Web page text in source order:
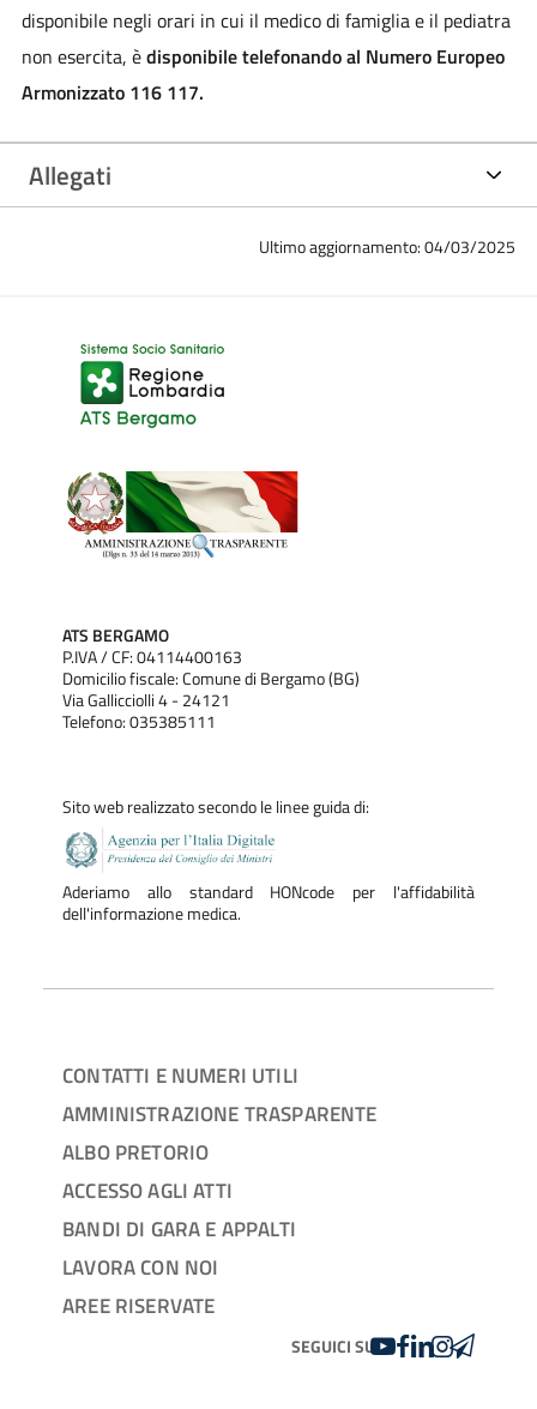
disponibile negli orari in cui il medico di famiglia e il pediatra
non esercita, èdisponibile telefonando al Numero Europeo
Armonizzato 116 117.
Allegati
Ultimo aggiornamento: 04/03/2025
ATS BERGAMO
P.IVA / CF: 04114400163
Domicilio fiscale: Comune di Bergamo (BG)
Via Gallicciolli 4 - 24121
Telefono: 035385111
Sito web realizzato secondo le linee guida di:
Aderiamo allo standard HONcode per l'affidabilità
dell'informazione medica.
CONTATTI E NUMERI UTILI
AMMINISTRAZIONE TRASPARENTE
ALBO PRETORIO
ACCESSO AGLI ATTI
BANDI DI GARA E APPALTI
LAVORA CON NOI
AREE RISERVATE
SEGUICI SUYOUTUBE
FACEBOOK
LINKEDIN
INSTAGRAM